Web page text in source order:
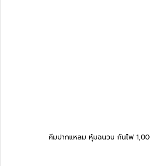
คีมปากแหลม หุ้มฉนวน กันไฟ